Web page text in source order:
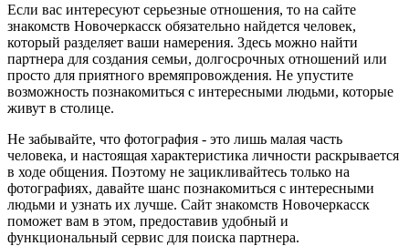
Если вас интересуют серьезные отношения, то на сайте
знакомств Новочеркасск обязательно найдется человек,
который разделяет ваши намерения. Здесь можно найти
партнера для создания семьи, долгосрочных отношений или
просто для приятного времяпровождения. Не упустите
возможность познакомиться с интересными людьми, которые
живут в столице.
Не забывайте, что фотография - это лишь малая часть
человека, и настоящая характеристика личности раскрывается
в ходе общения. Поэтому не зацикливайтесь только на
фотографиях, давайте шанс познакомиться с интересными
людьми и узнать их лучше. Сайт знакомств Новочеркасск
поможет вам в этом, предоставив удобный и
функциональный сервис для поиска партнера.